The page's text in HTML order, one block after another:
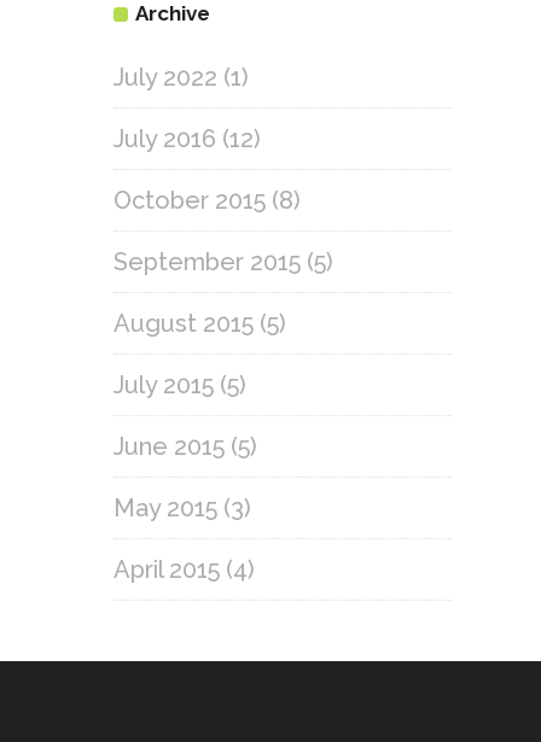
Archive
July 2022 (1)
July 2016 (12)
October 2015 (8)
September 2015 (5)
August 2015 (5)
July 2015 (5)
June 2015 (5)
May 2015 (3)
April 2015 (4)